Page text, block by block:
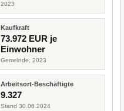
2023
Kaufkraft
73.972 EUR je
Einwohner
Gemeinde, 2023
Arbeitsort-Beschäftigte
9.327
Stand 30.06.2024